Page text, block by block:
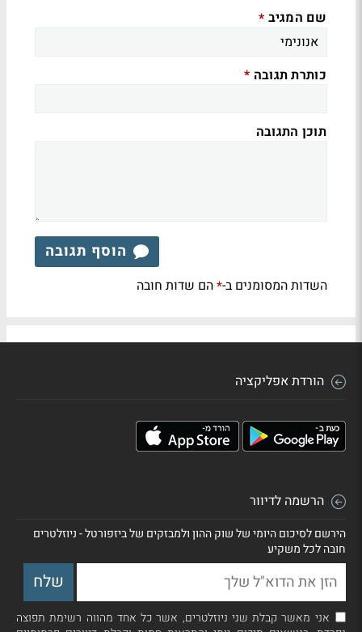
שם המגיב *
כותרת תגובה *
תוכן התגובה
הוסף תגובה
השדות המסומנים ב-*הם שדות חובה
הורדת אפליקציה
הרשמה לדיוור
הירשם לסיכום היומי של שוק ההון ולמבזקים של ביזפורטל - ניוזלטרים
חובה לכל משקיע
אני מאשר קבלת שני ניוזלטרים, אשר כל אחד מהווה רשימת תפוצה